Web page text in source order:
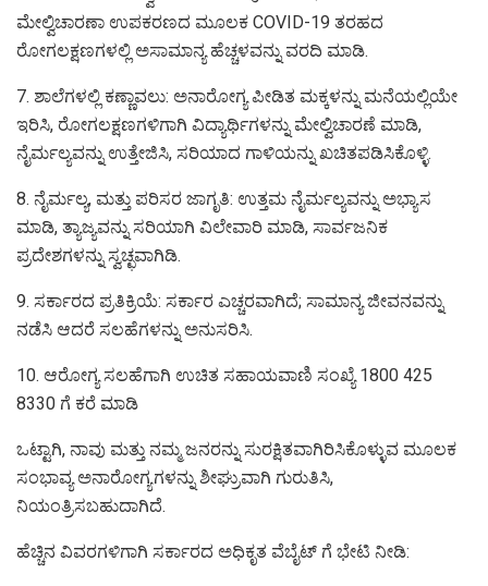
ಮೇಲ್ವಿಚಾರಣಾ ಉಪಕರಣದ ಮೂಲಕ COVID-19 ತರಹದ
ರೋಗಲಕ್ಷಣಗಳಲ್ಲಿ ಅಸಾಮಾನ್ಯ ಹೆಚ್ಚಳವನ್ನು ವರದಿ ಮಾಡಿ.
7. ಶಾಲೆಗಳಲ್ಲಿ ಕಣ್ಣಾವಲು: ಅನಾರೋಗ್ಯ ಪೀಡಿತ ಮಕ್ಕಳನ್ನು ಮನೆಯಲ್ಲಿಯೇ
ಇರಿಸಿ, ರೋಗಲಕ್ಷಣಗಳಿಗಾಗಿ ವಿದ್ಯಾರ್ಥಿಗಳನ್ನು ಮೇಲ್ವಿಚಾರಣೆ ಮಾಡಿ,
ನೈರ್ಮಲ್ಯವನ್ನು ಉತ್ತೇಜಿಸಿ, ಸರಿಯಾದ ಗಾಳಿಯನ್ನು ಖಚಿತಪಡಿಸಿಕೊಳ್ಳಿ.
8. ನೈರ್ಮಲ್ಯ, ಮತ್ತು ಪರಿಸರ ಜಾಗೃತಿ: ಉತ್ತಮ ನೈರ್ಮಲ್ಯವನ್ನು ಅಭ್ಯಾಸ
ಮಾಡಿ, ತ್ಯಾಜ್ಯವನ್ನು ಸರಿಯಾಗಿ ವಿಲೇವಾರಿ ಮಾಡಿ, ಸಾರ್ವಜನಿಕ
ಪ್ರದೇಶಗಳನ್ನು ಸ್ವಚ್ಛವಾಗಿಡಿ.
9. ಸರ್ಕಾರದ ಪ್ರತಿಕ್ರಿಯೆ: ಸರ್ಕಾರ ಎಚ್ಚರವಾಗಿದೆ; ಸಾಮಾನ್ಯ ಜೀವನವನ್ನು
ನಡೆಸಿ ಆದರೆ ಸಲಹೆಗಳನ್ನು ಅನುಸರಿಸಿ.
10. ಆರೋಗ್ಯ ಸಲಹೆಗಾಗಿ ಉಚಿತ ಸಹಾಯವಾಣಿ ಸಂಖ್ಯೆ 1800 425
8330 ಗೆ ಕರೆ ಮಾಡಿ
ಒಟ್ಟಾಗಿ, ನಾವು ಮತ್ತು ನಮ್ಮ ಜನರನ್ನು ಸುರಕ್ಷಿತವಾಗಿರಿಸಿಕೊಳ್ಳುವ ಮೂಲಕ
ಸಂಭಾವ್ಯ ಅನಾರೋಗ್ಯಗಳನ್ನು ಶೀಘ್ರುವಾಗಿ ಗುರುತಿಸಿ,
ನಿಯಂತ್ರಿಸಬಹುದಾಗಿದೆ.
ಹೆಚ್ಚಿನ ವಿವರಗಳಿಗಾಗಿ ಸರ್ಕಾರದ ಅಧಿಕೃತ ವೆಬೈಟ್ ಗೆ ಭೇಟಿ ನೀಡಿ: